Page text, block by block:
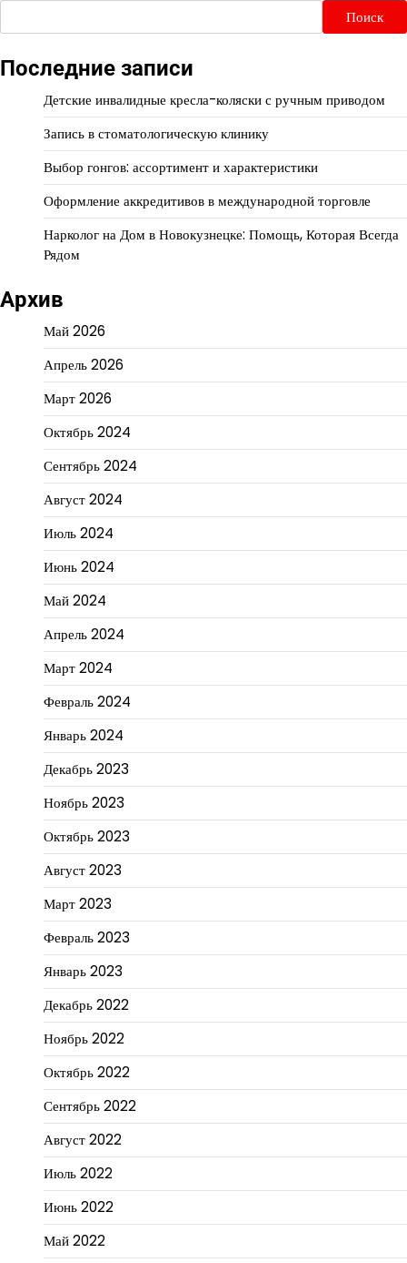
Поиск
Последние записи
Детские инвалидные кресла-коляски с ручным приводом
Запись в стоматологическую клинику
Выбор гонгов: ассортимент и характеристики
Оформление аккредитивов в международной торговле
Нарколог на Дом в Новокузнецке: Помощь, Которая Всегда
Рядом
Архив
Май 2026
Апрель 2026
Март 2026
Октябрь 2024
Сентябрь 2024
Август 2024
Июль 2024
Июнь 2024
Май 2024
Апрель 2024
Март 2024
Февраль 2024
Январь 2024
Декабрь 2023
Ноябрь 2023
Октябрь 2023
Август 2023
Март 2023
Февраль 2023
Январь 2023
Декабрь 2022
Ноябрь 2022
Октябрь 2022
Сентябрь 2022
Август 2022
Июль 2022
Июнь 2022
Май 2022